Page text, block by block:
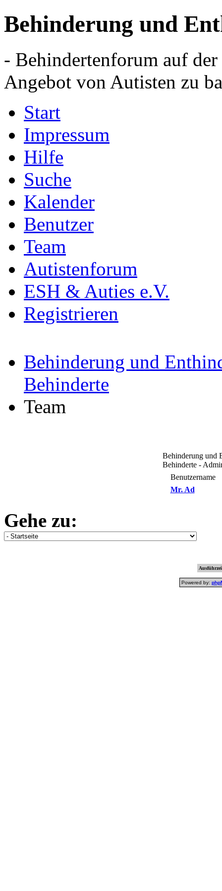
Behinderung und
- Behindertenforum auf
Angebot von Autisten zu
Start
Impressum
Hilfe
Suche
Kalender
Benutzer
Team
Autistenforum
ESH & Auties e.V.
Registrieren
Behinderung und
Behinderte
Team
Behinderung und
Behinderte -
Benutzername
Mr. Ad
Gehe zu:
Powered by: